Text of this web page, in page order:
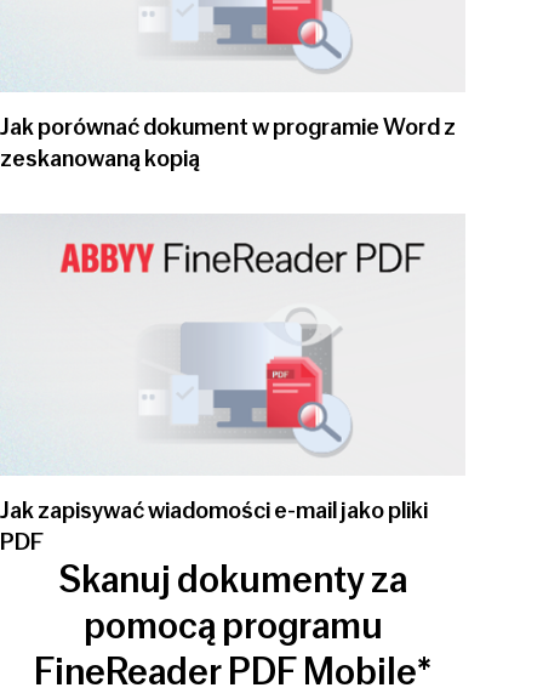
Jak porównać dokument w programie Word z
zeskanowaną kopią
Jak zapisywać wiadomości e-mail jako pliki
PDF
Skanuj dokumenty za
pomocą programu
FineReader PDF Mobile*